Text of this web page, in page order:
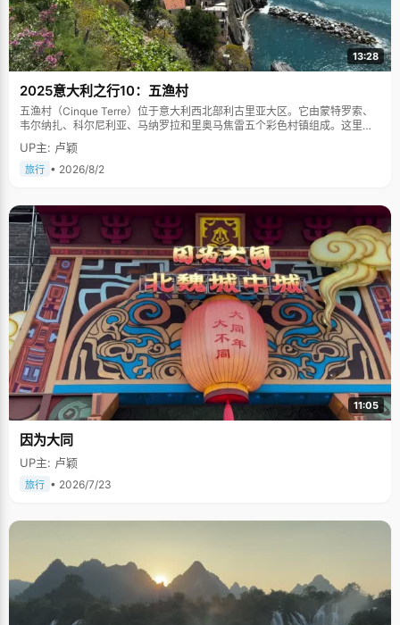
13:28
2025意大利之行10：五渔村
五渔村（Cinque Terre）位于意大利西北部利古里亚大区。它由蒙特罗索、
韦尔纳扎、科尔尼利亚、马纳罗拉和里奥马焦雷五个彩色村镇组成。这里依
山傍海，房屋色彩斑斓，1997年被列为世界文化遗产。
UP主: 卢颖
旅行 • 2026/8/2
11:05
因为大同
UP主: 卢颖
旅行 • 2026/7/23